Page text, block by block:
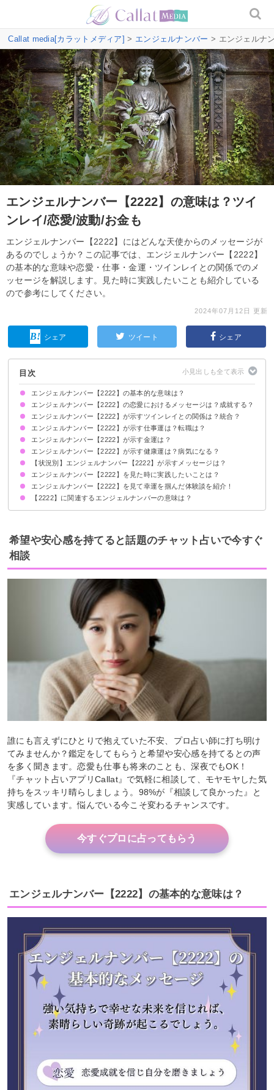
Callat media[カラットメディア] > エンジェルナンバー > エンジェルナ
エンジェルナンバー【2222】の意味は？ツイ
ンレイ/恋愛/波動/お金も
エンジェルナンバー【2222】にはどんな天使からのメッセージが
あるのでしょうか？この記事では、エンジェルナンバー【2222】
の基本的な意味や恋愛・仕事・金運・ツインレイとの関係でのメ
ッセージを解説します。見た時に実践したいことも紹介している
ので参考にしてください。
2024年07月12日 更新
シェア ツイート シェア
目次
エンジェルナンバー【2222】の基本的な意味は？
もうすぐ奇跡が起きる前兆です
波動が高まります
エンジェルナンバー【2222】の恋愛におけるメッセージは？成就する？
片思いしている時
復縁したい時
恋人との関係について
結婚・プロポーズを考えている場合
別れ・離婚したい時
エンジェルナンバー【2222】が示すツインレイとの関係は？統合？
2人の関係は良い方向に進む
サイレント期間の場合
エンジェルナンバー【2222】が示す仕事運は？転職は？
エンジェルナンバー【2222】が示す金運は？
エンジェルナンバー【2222】が示す健康運は？病気になる？
【状況別】エンジェルナンバー【2222】が示すメッセージは？
何度も・毎日【2222】を見る場合
時計で【2222】を見る場合
レシートで【2222】を見る場合
電話番号で【2222】を見る場合
車のナンバープレートで【2222】を見る場合
エンジェルナンバー【2222】を見た時に実践したいことは？
成功者の話を聞く
苦手なことに挑戦する
自分を褒める
エンジェルナンバー【2222】を見て幸運を掴んだ体験談を紹介！
仕事がうまく進むようになった
恋人との関係が改善した
自分に自信が持てるようになった
【2222】に関連するエンジェルナンバーの意味は？
エンジェルナンバー【222】
エンジェルナンバー【2】
希望や安心感を持てると話題のチャット占いで今すぐ
相談
誰にも言えずにひとりで抱えていた不安、プロ占い師に打ち明け
てみませんか？鑑定をしてもらうと希望や安心感を持てるとの声
を多く聞きます。恋愛も仕事も将来のことも、深夜でもOK！
『チャット占いアプリCallat』で気軽に相談して、モヤモヤした気
持ちをスッキリ晴らしましょう。98%が『相談して良かった』と
実感しています。悩んでいる今こそ変わるチャンスです。
今すぐプロに占ってもらう
エンジェルナンバー【2222】の基本的な意味は？